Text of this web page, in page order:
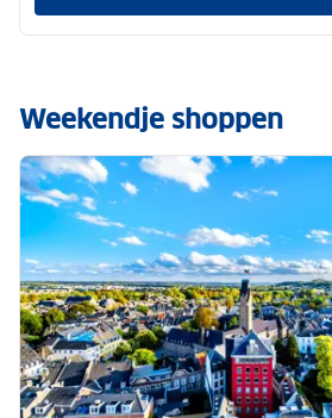
Weekendje shoppen